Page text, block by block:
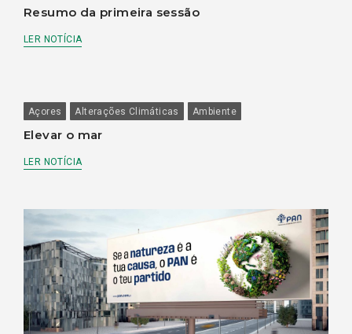
Resumo da primeira sessão
LER NOTÍCIA
Açores Alterações Climáticas Ambiente
Elevar o mar
LER NOTÍCIA